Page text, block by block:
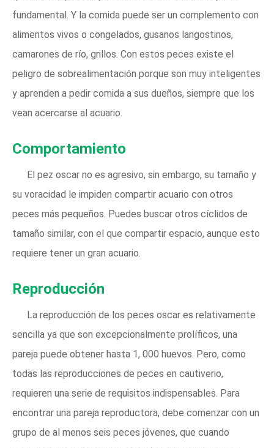
fundamental. Y la comida puede ser un complemento con
alimentos vivos o congelados, gusanos langostinos,
camarones de río, grillos. Con estos peces existe el
peligro de sobrealimentación porque son muy inteligentes
y aprenden a pedir comida a sus dueños, siempre que los
vean acercarse al acuario.
Comportamiento
El pez oscar no es agresivo, sin embargo, su tamaño y
su voracidad le impiden compartir acuario con otros
peces más pequeños. Puedes buscar otros cíclidos de
tamaño similar, con el que compartir espacio, aunque esto
requiere tener un gran acuario.
Reproducción
La reproducción de los peces oscar es relativamente
sencilla ya que son excepcionalmente prolíficos, una
pareja puede obtener hasta 1, 000 huevos. Pero, como
todas las reproducciones de peces en cautiverio,
requieren una serie de requisitos indispensables. Para
encontrar una pareja reproductora, debe comenzar con un
grupo de al menos seis peces jóvenes, que cuando